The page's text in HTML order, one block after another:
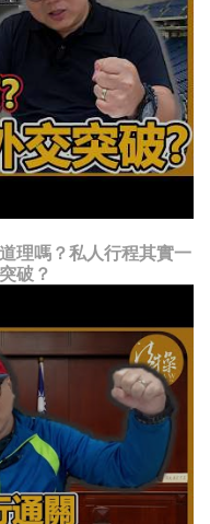
理嗎？私人行程其實一
破？